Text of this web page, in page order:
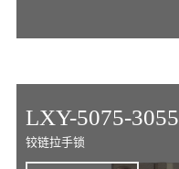
LXY-5075-3055
铰链拉手锁